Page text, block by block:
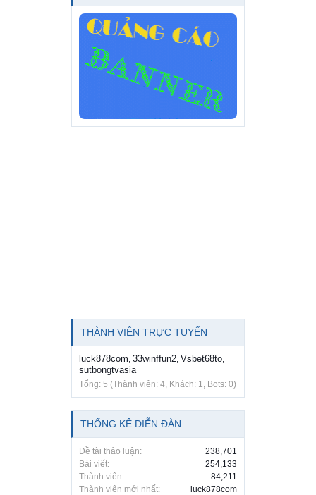
THÀNH VIÊN TRỰC TUYẾN
luck878com 33winffun2 Vsbet68to
sutbongtvasia
Tổng: 5 (Thành viên: 4, Khách: 1, Bots: 0)
THỐNG KÊ DIỄN ĐÀN
Đề tài thảo luận:
238,701
Bài viết:
254,133
Thành viên:
84,211
Thành viên mới nhất:
luck878com